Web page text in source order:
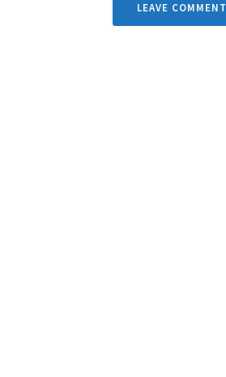
LEAVE COMMENT